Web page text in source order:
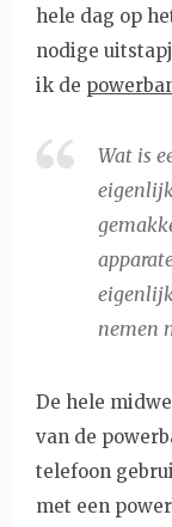
hele dag op
nodige
ik de
Wat is
nemen
De hele
van de
telefoon
met een